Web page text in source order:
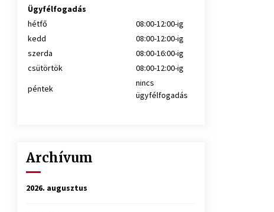
Ügyfélfogadás
hétfő
08:00-12:00-ig
kedd
08:00-12:00-ig
szerda
08:00-16:00-ig
csütörtök
08:00-12:00-ig
péntek
nincs
ügyfélfogadás
Archívum
2026. augusztus